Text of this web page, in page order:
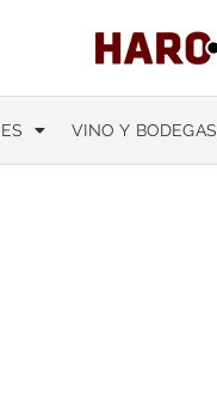
VINO Y BODEGAS